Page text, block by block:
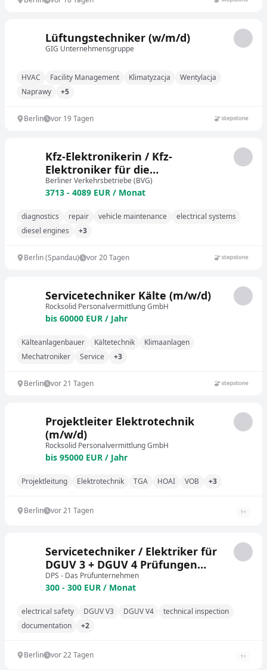
Lüftungstechniker (w/m/d)
GIG Unternehmensgruppe
HVAC Facility Management Klimatyzacja
Wentylacja
Naprawy
+5
Berlin vor 19 Tagen
Kfz-Elektronikerin / Kfz-
Elektroniker für die
Fahrzeugwerkstätten Omnibus
(w/m/d)
Berliner Verkehrsbetriebe (BVG)
3713 - 4089 EUR / Monat
diagnostics repair vehicle maintenance
electrical systems
diesel engines
+3
Berlin (Spandau) vor 20 Tagen
Servicetechniker Kälte (m/w/d)
Rocksolid Personalvermittlung GmbH
bis 60000 EUR / Jahr
Kälteanlagenbauer Kältetechnik
Klimaanlagen
Mechatroniker
Service +3
Berlin vor 21 Tagen
Projektleiter Elektrotechnik
(m/w/d)
Rocksolid Personalvermittlung GmbH
bis 95000 EUR / Jahr
Projektleitung Elektrotechnik TGA HOAI VOB +3
Berlin vor 21 Tagen 1+
Servicetechniker / Elektriker für
DGUV 3 + DGUV 4 Prüfungen
(m/w/d)
DPS - Das Prüfunternehmen
300 - 300 EUR / Monat
electrical safety DGUV V3 DGUV V4
technical inspection
documentation
+2
Berlin vor 22 Tagen 1+